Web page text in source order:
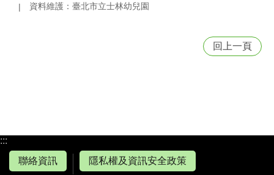
資料維護：臺北市立士林幼兒園
回上一頁
:::
聯絡資訊
隱私權及資訊安全政策